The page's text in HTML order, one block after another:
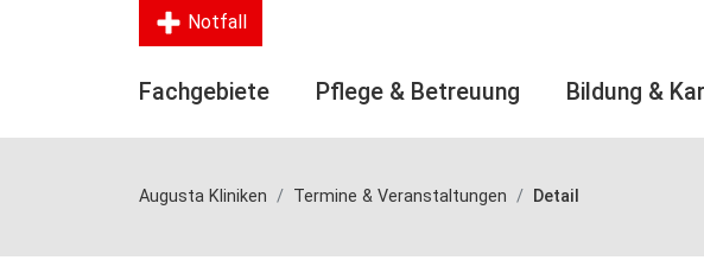
Notfall
Fachgebiete Pflege & Betreuung Bildung &
Augusta Kliniken Termine & Veranstaltungen Detail